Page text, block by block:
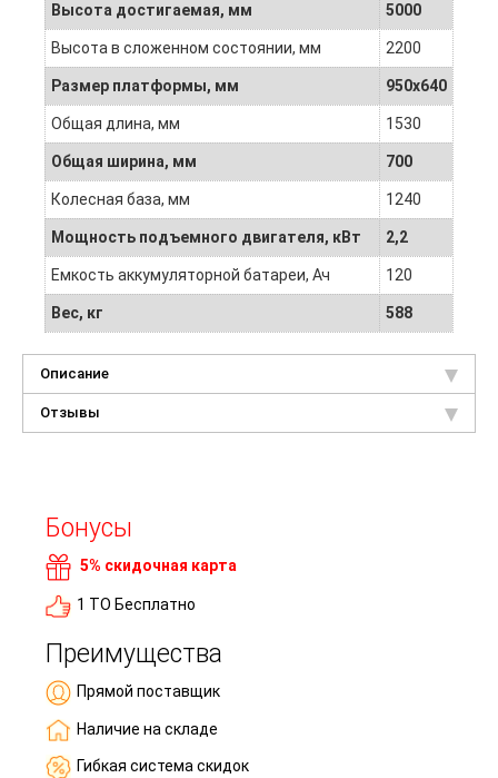
Высота достигаемая, мм 5000
Высота в сложенном состоянии, мм 2200
Размер платформы, мм 950х640
Общая длина, мм 1530
Общая ширина, мм 700
Колесная база, мм 1240
Мощность подъемного двигателя, кВт 2,2
Емкость аккумуляторной батареи, Ач 120
Вес, кг 588
Описание
Отзывы
Бонусы
5% скидочная карта
1 ТО Бесплатно
Преимущества
Прямой поставщик
Наличие на складе
Гибкая система скидок